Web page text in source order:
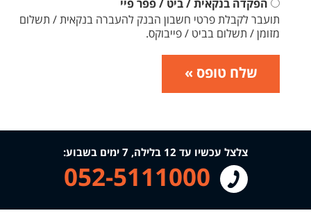
הפקדה בנקאית / ביט / פפר פיי
תועבר לקבלת פרטי חשבון הבנק להעברה בנקאית / תשלום
מזומן / תשלום בביט / פייבוקס.
שלח טופס »
צלצל עכשיו עד 12 בלילה, 7 ימים בשבוע:
052-5111000